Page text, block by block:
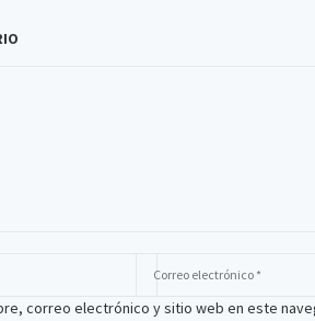
correo electrónico y sitio web en este